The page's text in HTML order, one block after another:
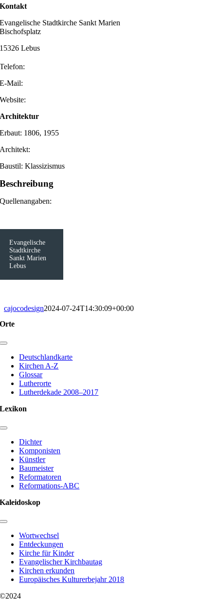
Kontakt
Evangelische Stadtkirche Sankt Marien
Bischofsplatz
15326 Lebus
Telefon:
E-Mail:
Website:
Architektur
Erbaut: 1806, 1955
Architekt:
Baustil: Klassizismus
Beschreibung
Quellenangaben:
Evangelische
Stadtkirche
Sankt Marien
Lebus
cajocodesign2024-07-24T14:30:09+00:00
Orte
Toggle
NavigationDeutschlandkarte
Kirchen A-Z
Glossar
Lutherorte
Lutherdekade 2008–2017
Lexikon
Toggle
Navigation
Dichter
Komponisten
Künstler
Baumeister
Reformatoren
Reformations-ABC
Kaleidoskop
Toggle
NavigationWortwechsel
Entdeckungen
Kirche für Kinder
Evangelischer Kirchbautag
Kirchen erkunden
Europäisches Kulturerbejahr 2018
©2024